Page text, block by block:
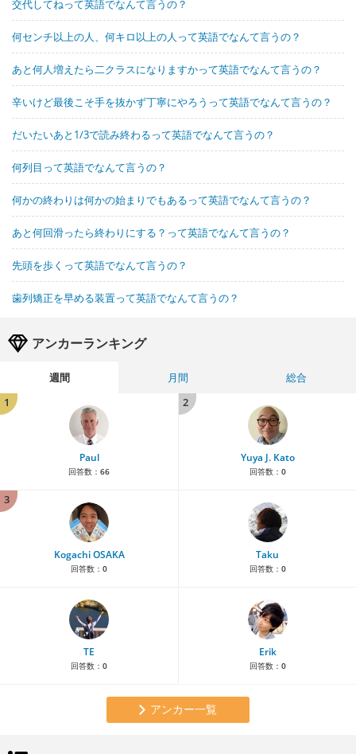
交代してねって英語でなんて言うの？
何センチ以上の人、何キロ以上の人って英語でなんて言うの？
あと何人増えたら二クラスになりますかって英語でなんて言うの？
辛いけど最後こそ手を抜かず丁寧にやろうって英語でなんて言うの？
だいたいあと1/3で読み終わるって英語でなんて言うの？
何列目って英語でなんて言うの？
何かの終わりは何かの始まりでもあるって英語でなんて言うの？
あと何回滑ったら終わりにする？って英語でなんて言うの？
先頭を歩くって英語でなんて言うの？
歯列矯正を早める装置って英語でなんて言うの？
アンカーランキング
週間 月間
総合
1
Paul
回答数： 66
2
Yuya J. Kato
回答数： 0
3
Kogachi OSAKA
回答数： 0
Taku
回答数： 0
TE
回答数： 0
Erik
回答数： 0
アンカー一覧